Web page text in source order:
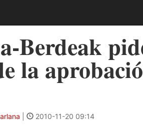
Berdeak
la
2010-11-20 09:14